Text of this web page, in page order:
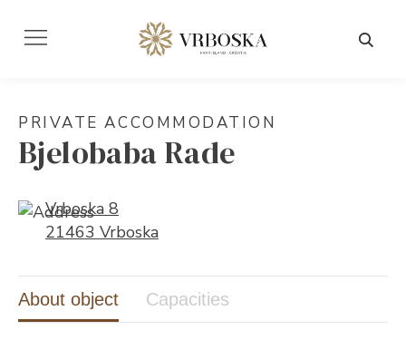
PRIVATE ACCOMMODATION
Bjelobaba Rade
Vrboska 8
21463 Vrboska
About object Capacities